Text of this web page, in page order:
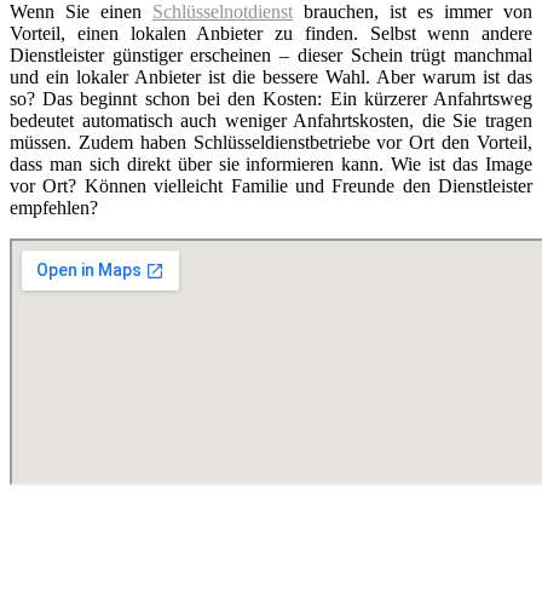
Wenn Sie einen Schlüsselnotdienst brauchen, ist es immer von
Vorteil, einen lokalen Anbieter zu finden. Selbst wenn andere
Dienstleister günstiger erscheinen – dieser Schein trügt manchmal
und ein lokaler Anbieter ist die bessere Wahl. Aber warum ist das
so? Das beginnt schon bei den Kosten: Ein kürzerer Anfahrtsweg
bedeutet automatisch auch weniger Anfahrtskosten, die Sie tragen
müssen. Zudem haben Schlüsseldienstbetriebe vor Ort den Vorteil,
dass man sich direkt über sie informieren kann. Wie ist das Image
vor Ort? Können vielleicht Familie und Freunde den Dienstleister
empfehlen?